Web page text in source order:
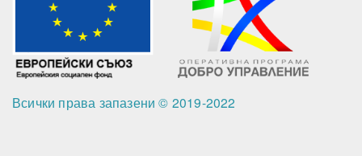
Всички права запазени © 2019-2022